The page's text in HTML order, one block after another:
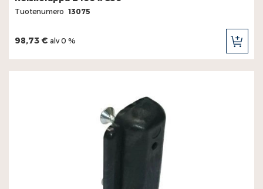
Tuotenumero 13075
98,73 € alv 0 %